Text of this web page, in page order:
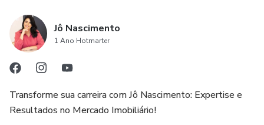
momentos de dificuldade, garantindo resultados
constantes e duradouros.
Como alinhar seu propósito e princípios ao seu trabalho,
emocional.
Jô Nascimento
1 Ano Hotmarter
Transforme sua carreira com Jô Nascimento: Expertise e
Resultados no Mercado Imobiliário!